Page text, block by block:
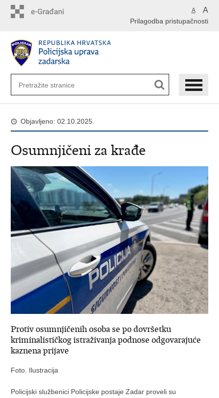
A A
Prilagodba pristupačnosti
Objavljeno: 02.10.2025.
Osumnjičeni za krađe
Protiv osumnjičenih osoba se po dovršetku
kriminalističkog istraživanja podnose odgovarajuće
kaznena prijave
Foto. Ilustracija
Policijski službenici Policijske postaje Zadar proveli su